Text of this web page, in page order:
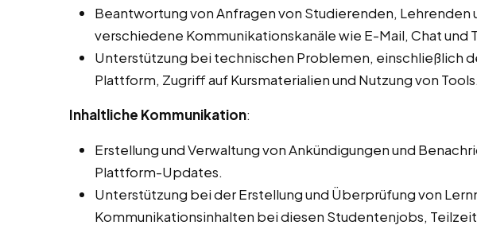
Beantwortung von Anfragen von Studierenden, Lehrenden
verschiedene Kommunikationskanäle wie E-Mail, Chat und
Unterstützung bei technischen Problemen, einschließlich
Plattform, Zugriff auf Kursmaterialien und Nutzung von Tools.
Inhaltliche Kommunikation:
Erstellung und Verwaltung von Ankündigungen und
Plattform-Updates.
Unterstützung bei der Erstellung und Überprüfung von
Kommunikationsinhalten bei diesen Studentenjobs,